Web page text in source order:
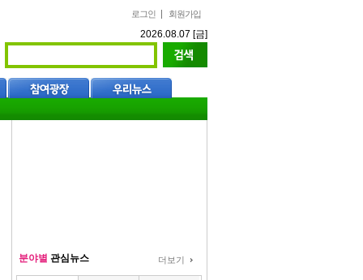
로그인 회원가입
2026.08.07 [금]
분야별 관심뉴스 더보기